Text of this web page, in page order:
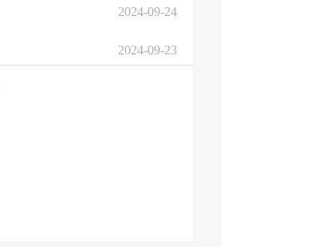
2024-09-24
2024-09-23